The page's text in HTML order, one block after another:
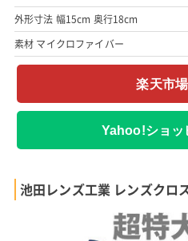
外形寸法 幅15cm 奥行18cm
素材 マイクロファイバー
楽天市
Yahoo!ショッ
池田レンズ工業 レンズクロ